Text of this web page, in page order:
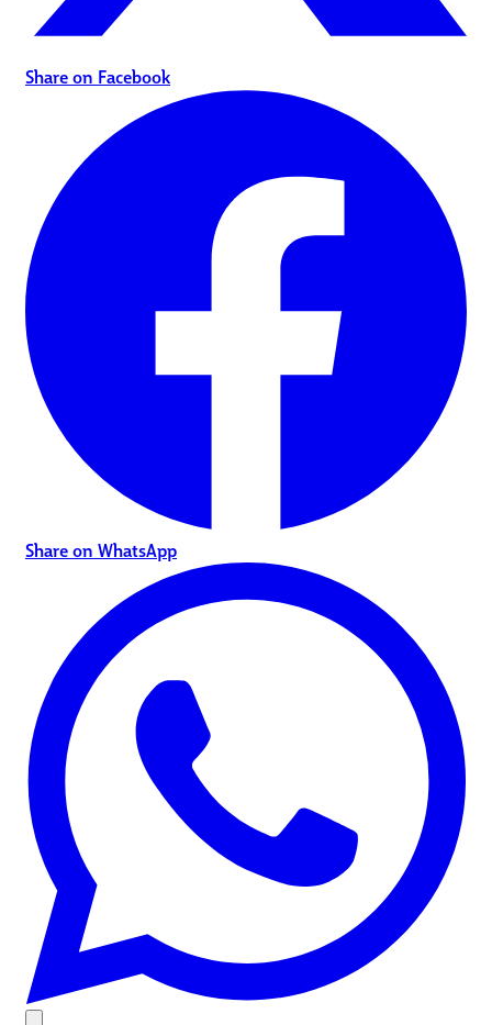
Share on Facebook
Share on WhatsApp